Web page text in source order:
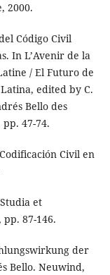
2000.
Código Civil
In L’Avenir de la
/ El Futuro de
edited by C.
Bello des
47-74.
Civil en
et
87-146.
der
Bello. Neuwind,